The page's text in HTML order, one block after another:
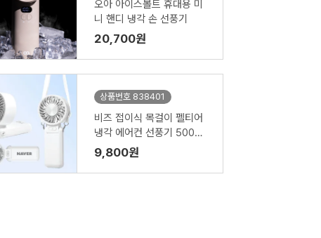
오아 아이스볼트 휴대용 미
니 핸디 냉각 손 선풍기
20,700원
상품번호 838401
비즈 접이식 목걸이 펠티어
냉각 에어컨 선풍기 5000
mAh
9,800원